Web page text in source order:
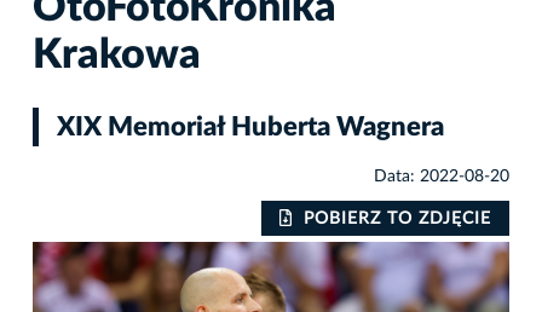
Krakowa
XIX Memoriał Huberta Wagnera
Data: 2022-08-20
POBIERZ TO ZDJĘCIE